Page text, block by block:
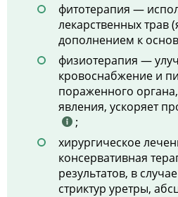
фитотерапия —
лекарственных трав
дополнением к
физиотерапия —
кровоснабжение и
пораженного
явления, ускоряет
;
хирургическое
консервативная
результатов, в
стриктур уретры,